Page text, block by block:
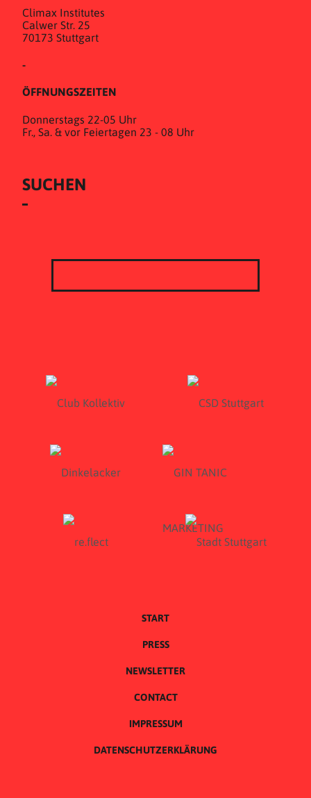
Climax Institutes
Calwer Str. 25
70173 Stuttgart
-
ÖFFNUNGSZEITEN
Donnerstags 22-05 Uhr
Fr., Sa. & vor Feiertagen 23 - 08 Uhr
SUCHEN
START
PRESS
NEWSLETTER
CONTACT
IMPRESSUM
DATENSCHUTZERKLÄRUNG